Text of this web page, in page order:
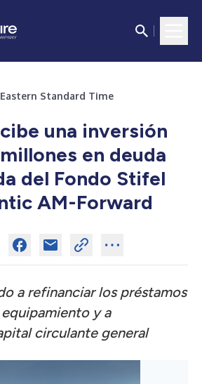
Eastern Standard Time
una inversión
en deuda
del Fondo Stifel
AM-Forward
a refinanciar los préstamos
y a
circulante general